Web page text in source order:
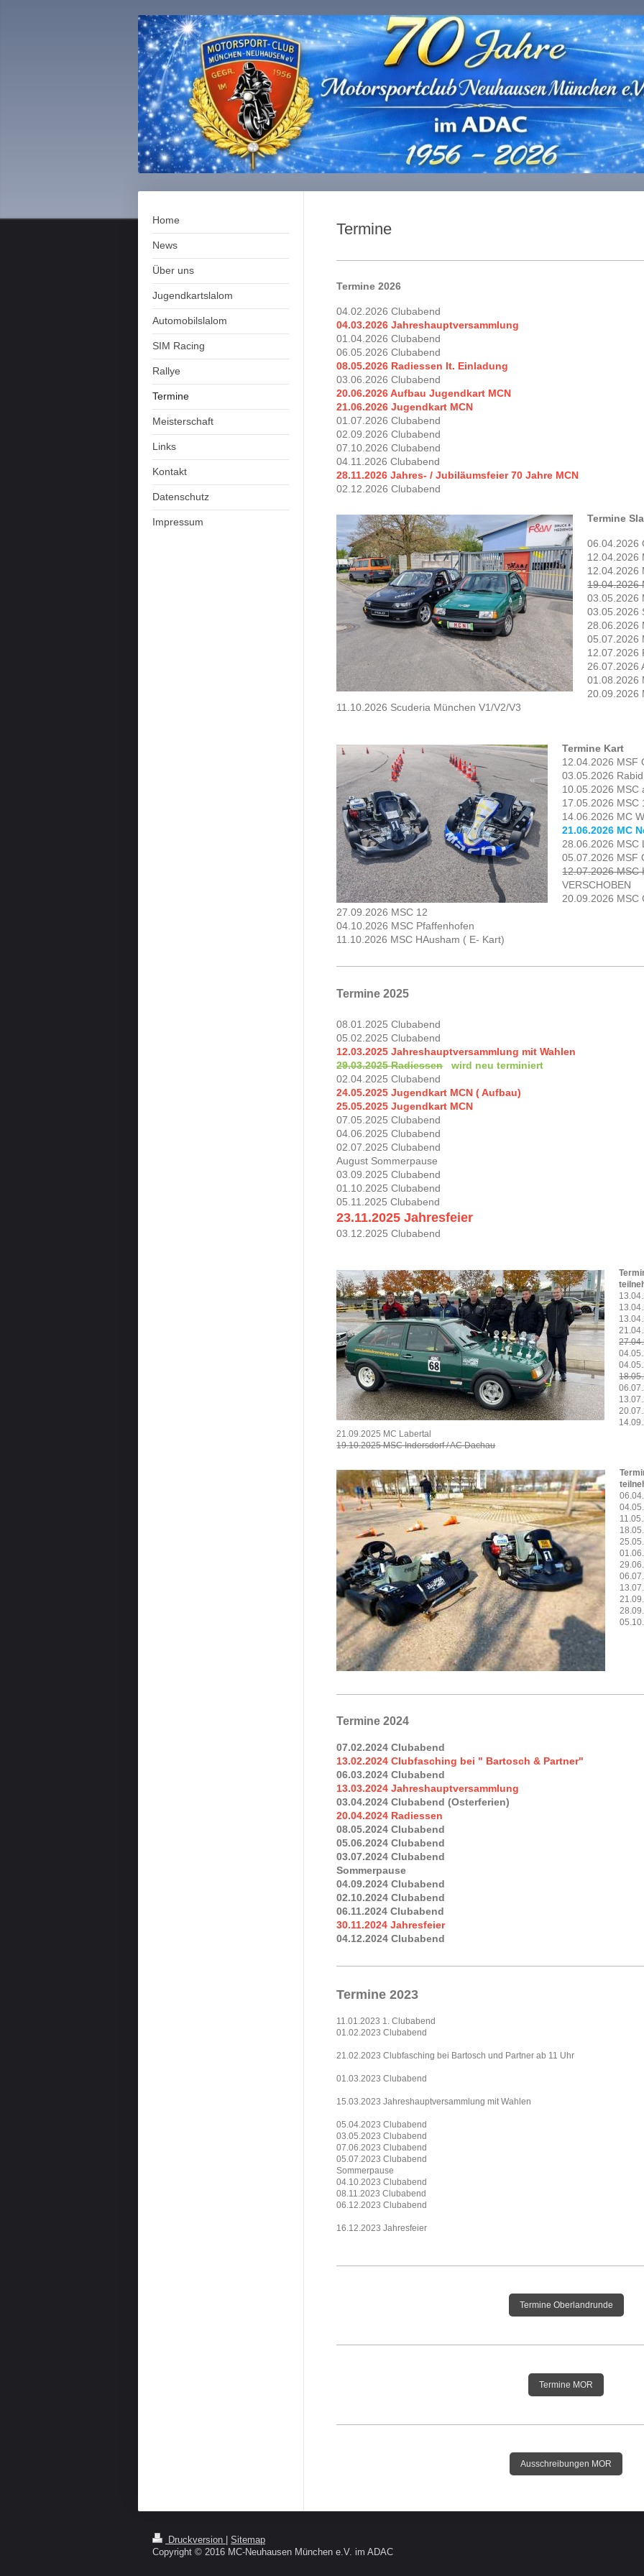
Home
News
Über uns
Jugendkartslalom
Automobilslalom
SIM Racing
Rallye
Termine
Meisterschaft
Links
Kontakt
Datenschutz
Impressum
Termine
Termine 2026
04.02.2026 Clubabend
04.03.2026 Jahreshauptversammlung
01.04.2026 Clubabend
06.05.2026 Clubabend
08.05.2026 Radiessen lt. Einladung
03.06.2026 Clubabend
20.06.2026 Aufbau Jugendkart MCN
21.06.2026 Jugendkart MCN
01.07.2026 Clubabend
02.09.2026 Clubabend
07.10.2026 Clubabend
04.11.2026 Clubabend
28.11.2026 Jahres- / Jubiläumsfeier 70 Jahre MCN
02.12.2026 Clubabend
Termine
06.04.2026
12 .04.2026
12.04.2026
19.04.2026
03.05.2026
03.05.2026
28.06.2026
05.07.2026
12.07.2026
26.07.2026
01.08.2026
20.09.2026
11.10.2026 Scuderia München V1/V2/V3
Termine Kart
12.04.2026 MSF
03.05.2026
10.05.2026 MSC
17.05.2026 MSC
14.06.2026 MC
21.06.2026 MC
28.06.2026 MSC
05.07.2026 MSF
12.07.2026 MSC
VERSCHOBEN
20.09.2026 MSC
27.09.2026 MSC 12
04.10.2026 MSC Pfaffenhofen
11.10.2026 MSC HAusham ( E- Kart)
Termine 2025
08.01.2025 Clubabend
05.02.2025 Clubabend
12.03.2025 Jahreshauptversammlung mit Wahlen
29.03.2025 Radiessenwird neu terminiert
02.04.2025 Clubabend
24.05.2025 Jugendkart MCN ( Aufbau)
25.05.2025 Jugendkart MCN
07.05.2025 Clubabend
04.06.2025 Clubabend
02.07.2025 Clubabend
August Sommerpause
03.09.2025 Clubabend
01.10.2025 Clubabend
05.11.2025 Clubabend
23.11.2025 Jahresfeier
03.12.2025 Clubabend
21.09.2025 MC Labertal
19.10.2025 MSC Indersdorf / AC Dachau
Termine 2024
07.02.2024 Clubabend
13.02.2024 Clubfasching bei " Bartosch & Partner"
06.03.2024 Clubabend
13.03.2024 Jahreshauptversammlung
03.04.2024 Clubabend (Osterferien)
20.04.2024 Radiessen
08.05.2024 Clubabend
05.06.2024 Clubabend
03.07.2024 Clubabend
Sommerpause
04.09.2024 Clubabend
02.10.2024 Clubabend
06.11.2024 Clubabend
30.11.2024 Jahresfeier
04.12.2024 Clubabend
Termine 2023
11.01.2023 1. Clubabend
01.02.2023 Clubabend
21.02.2023 Clubfasching bei Bartosch und Partner ab 11 Uhr
01.03.2023 Clubabend
15.03.2023 Jahreshauptversammlung mit Wahlen
05.04.2023 Clubabend
03.05.2023 Clubabend
07.06.2023 Clubabend
05.07.2023 Clubabend
Sommerpause
04.10.2023 Clubabend
08.11.2023 Clubabend
06.12.2023 Clubabend
16.12.2023 Jahresfeier
Termine Oberlandrunde
Termine MOR
Ausschreibungen MOR
Druckversion
Sitemap
Copyright © 2016 MC-Neuhausen München e.V. im ADAC